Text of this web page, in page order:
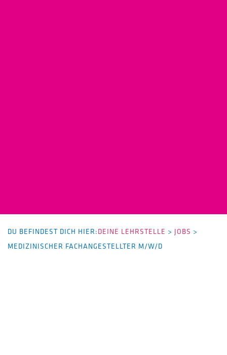
DU BEFINDEST DICH HIER:DEINE LEHRSTELLE > JOBS >
MEDIZINISCHER FACHANGESTELLTER M/W/D